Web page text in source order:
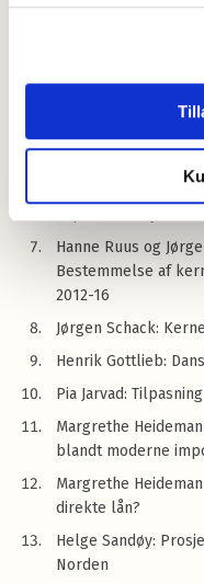
Jørgen Nørby
Hanne Ruus og
Bestemmelse af
2012-16
Jørgen Schack:
Henrik Gottlieb:
Pia Jarvad:
Margrethe
blandt moderne
Margrethe
direkte lån?
Helge Sandøy:
Norden